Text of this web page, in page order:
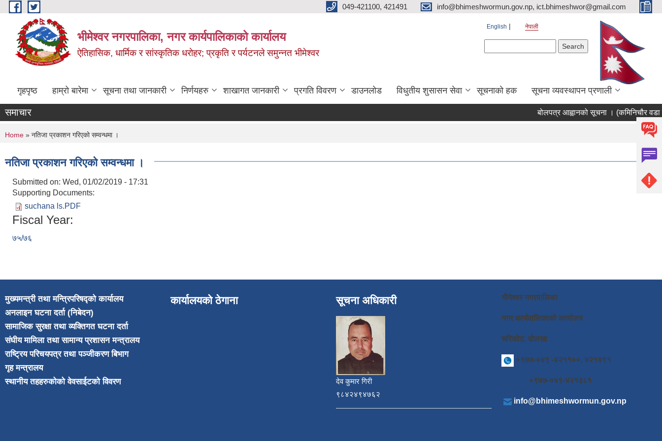
Skip to main content 049-421100, 421491 info@bhimeshwormun.gov.np, ict.bhimeshwor@gmail.com
भीमेश्वर नगरपालिका, नगर कार्यपालिकाको कार्यालय
ऐतिहासिक, धार्मिक र सांस्कृतिक धरोहर; प्रकृति र पर्यटनले समुन्नत भीमेश्वर
English नेपाली
गृहपृष्ठ हाम्रो बारेमा सूचना तथा जानकारी निर्णयहरु शाखागत जानकारी प्रगति विवरण डाउनलोड विधुतीय शुसासन सेवा सूचनाको हक सूचना व्यवस्थापन प्रणाली
समाचार बोलपत्र आह्वानको सूचना । (कमिनिचौर वडा
You are here
Home » नतिजा प्रकाशन गरिएको सम्वन्धमा ।
नतिजा प्रकाशन गरिएको सम्वन्धमा ।
Submitted on: Wed, 01/02/2019 - 17:31
Supporting Documents:
suchana ls.PDF
Fiscal Year:
७५/७६
मुख्यमन्त्री तथा मन्त्रिपरिषद्को कार्यालय
अनलाइन घटना दर्ता (निबेदन)
सामाजिक सुरक्षा तथा व्यक्तिगत घटना दर्ता
संघीय मामिला तथा सामान्य प्रशासन मन्त्रालय
राष्ट्रिय परिचयपत्र तथा पञ्जीकरण बिभाग
गृह मन्त्रालय
स्थानीय तहहरुकोको वेवसाईटको विवरण
कार्यालयको ठेगाना सूचना अधिकारी
देव कुमार गिरी
९८४२४९४७६२
भीमेश्वर नगरपालिका
नगर कार्यपालिकाको कार्यालय
चरिकोट, दोलखा
+९७७-०४९ -४२११००, ४२१४९१
+९७७-०४९-४२१३८१
info@bhimeshwormun.gov.np